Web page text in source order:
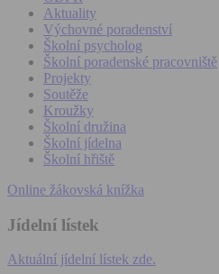
Aktuality
Výchovné poradenství
Školní psycholog
Školní poradenské pracovniště
Projekty
Soutěže
Kroužky
Školní družina
Školní jídelna
Školní hřiště
Online žákovská knížka
Jídelní lístek
Aktuální jídelní lístek zde.